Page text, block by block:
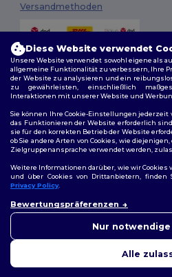
Versandmethoden
Allgemeine Geschäftsbedingungen|
Datenschutzbestimmungen
Berlin|Hamburg|München|Köln|
|Bremen
Diese Website verwendet
Unsere Website verwendet sowohl eigene als
allgemeine Funktionalität zu verbessern, Ihre
der Website zu analysieren und ein
zu gewährleisten, einschließlich
Interaktionen mit unserer Website und
Sie können Ihre Cookie-Einstellungen jederzeit
das Funktionieren der Website erforderlich
sie für den korrekten Betrieb der Website
ob Sie andere Arten von Cookies, wie
Zielgruppenansprache verwendet werden,
Weitere Informationen darüber, wie wir Cookies
und über Cookies von Drittanbietern,
Privacy Policy.
Bewertungspräferenzen
Nur
Alle
uns
Ihnen